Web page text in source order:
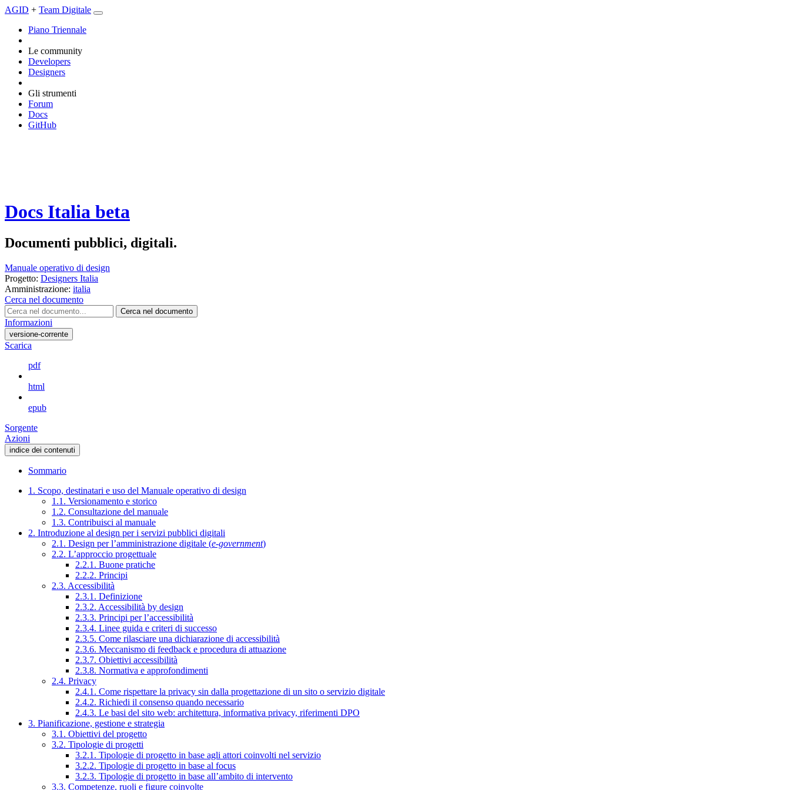
AGID + Team Digitale
Piano Triennale
Le community
Developers
Designers
Gli strumenti
Forum
Docs
GitHub
Docs Italia beta
Documenti pubblici, digitali.
Manuale operativo di design
Progetto: Designers Italia
Amministrazione: italia
Cerca nel documento
Cerca nel documento
Informazioni
versione-corrente
Scarica
pdf
html
epub
Sorgente
Azioni
indice dei contenuti
Sommario
1. Scopo, destinatari e uso del Manuale operativo di design
1.1. Versionamento e storico
1.2. Consultazione del manuale
1.3. Contribuisci al manuale
2. Introduzione al design per i servizi pubblici digitali
2.1. Design per l’amministrazione digitale (e-government)
2.2. L’approccio progettuale
2.2.1. Buone pratiche
2.2.2. Principi
2.3. Accessibilità
2.3.1. Definizione
2.3.2. Accessibilità by design
2.3.3. Principi per l’accessibilità
2.3.4. Linee guida e criteri di successo
2.3.5. Come rilasciare una dichiarazione di accessibilità
2.3.6. Meccanismo di feedback e procedura di attuazione
2.3.7. Obiettivi accessibilità
2.3.8. Normativa e approfondimenti
2.4. Privacy
2.4.1. Come rispettare la privacy sin dalla progettazione di un sito o servizio digitale
2.4.2. Richiedi il consenso quando necessario
2.4.3. Le basi del sito web: architettura, informativa privacy, riferimenti DPO
3. Pianificazione, gestione e strategia
3.1. Obiettivi del progetto
3.2. Tipologie di progetti
3.2.1. Tipologie di progetto in base agli attori coinvolti nel servizio
3.2.2. Tipologie di progetto in base al focus
3.2.3. Tipologie di progetto in base all’ambito di intervento
3.3. Competenze, ruoli e figure coinvolte